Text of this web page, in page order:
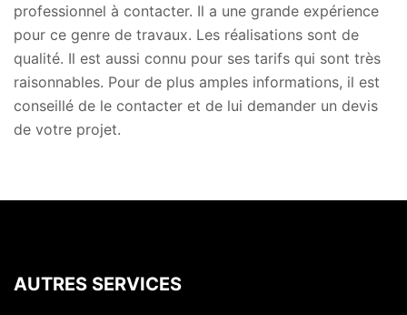
professionnel à contacter. Il a une grande expérience
pour ce genre de travaux. Les réalisations sont de
qualité. Il est aussi connu pour ses tarifs qui sont très
raisonnables. Pour de plus amples informations, il est
conseillé de le contacter et de lui demander un devis
de votre projet.
AUTRES SERVICES